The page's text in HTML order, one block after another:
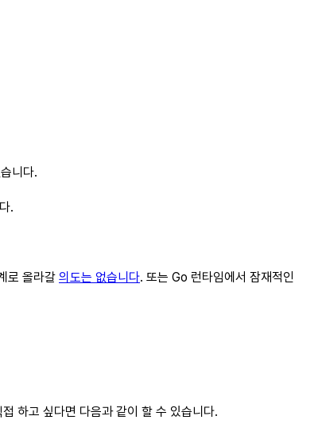
니다.
.
로 올라갈 의도는 없습니다. 또는 Go 런타임에서 잠재적인
하고 싶다면 다음과 같이 할 수 있습니다.